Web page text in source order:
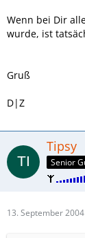
Wenn bei Dir
wurde, ist
Gruß
D|Z
Tipsy
Senior
13. September 2004